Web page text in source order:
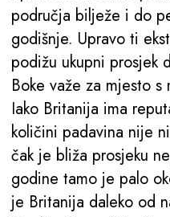
područja bilježe i do
godišnje. Upravo ti
podižu ukupni prosjek
Boke važe za mjesto
Iako Britanija ima
količini padavina nije
čak je bliža prosjeku
godine tamo je palo
je Britanija daleko od